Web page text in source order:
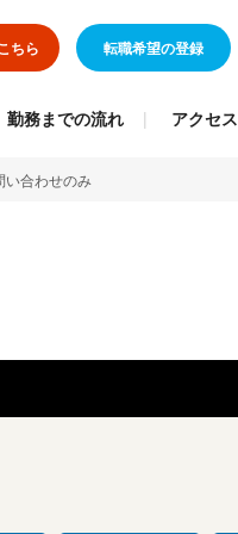
ちら 転職希望の登録
勤務までの流れ アクセス
合わせのみ